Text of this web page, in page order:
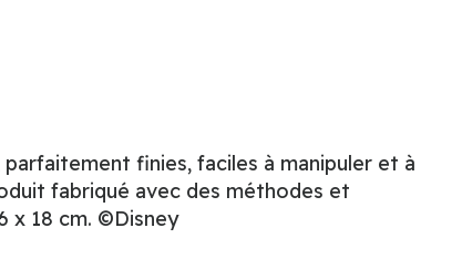
finies, faciles à manipuler et à
fabriqué avec des méthodes et
x 18 cm. ©Disney